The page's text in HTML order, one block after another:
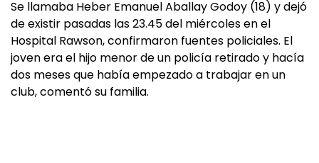
Se llamaba Heber Emanuel Aballay Godoy (18) y dejó
de existir pasadas las 23.45 del miércoles en el
Hospital Rawson, confirmaron fuentes policiales. El
joven era el hijo menor de un policía retirado y hacía
dos meses que había empezado a trabajar en un
club, comentó su familia.